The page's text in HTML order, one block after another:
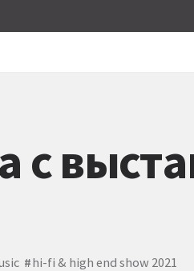
с
hi-fi & high end show 2021